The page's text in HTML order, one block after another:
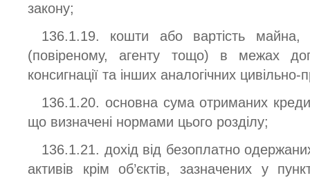
закону;
136.1.19. кошти або вартість майна,
(повіреному, агенту тощо) в межах
консигнації та інших аналогічних
136.1.20. основна сума отриманих
що визначені нормами цього розділу;
136.1.21. дохід від безоплатно
активів крім об’єктів, зазначених у